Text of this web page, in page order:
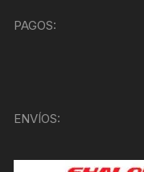
PAGOS:
ENVÍOS: